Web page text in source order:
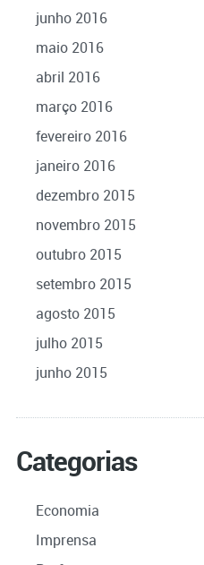
junho 2016
maio 2016
abril 2016
março 2016
fevereiro 2016
janeiro 2016
dezembro 2015
novembro 2015
outubro 2015
setembro 2015
agosto 2015
julho 2015
junho 2015
Categorias
Economia
Imprensa